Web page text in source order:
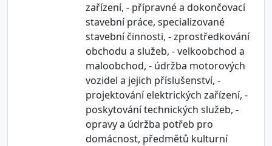
zařízení, - přípravné a dokončovací
stavební práce, specializované
stavební činnosti, - zprostředkování
obchodu a služeb, - velkoobchod a
maloobchod, - údržba motorových
vozidel a jejich příslušenství, -
projektování elektrických zařízení, -
poskytování technických služeb, -
opravy a údržba potřeb pro
domácnost, předmětů kulturní